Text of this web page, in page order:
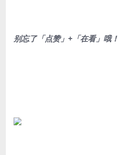
别忘了「点赞」+「在看」哦！